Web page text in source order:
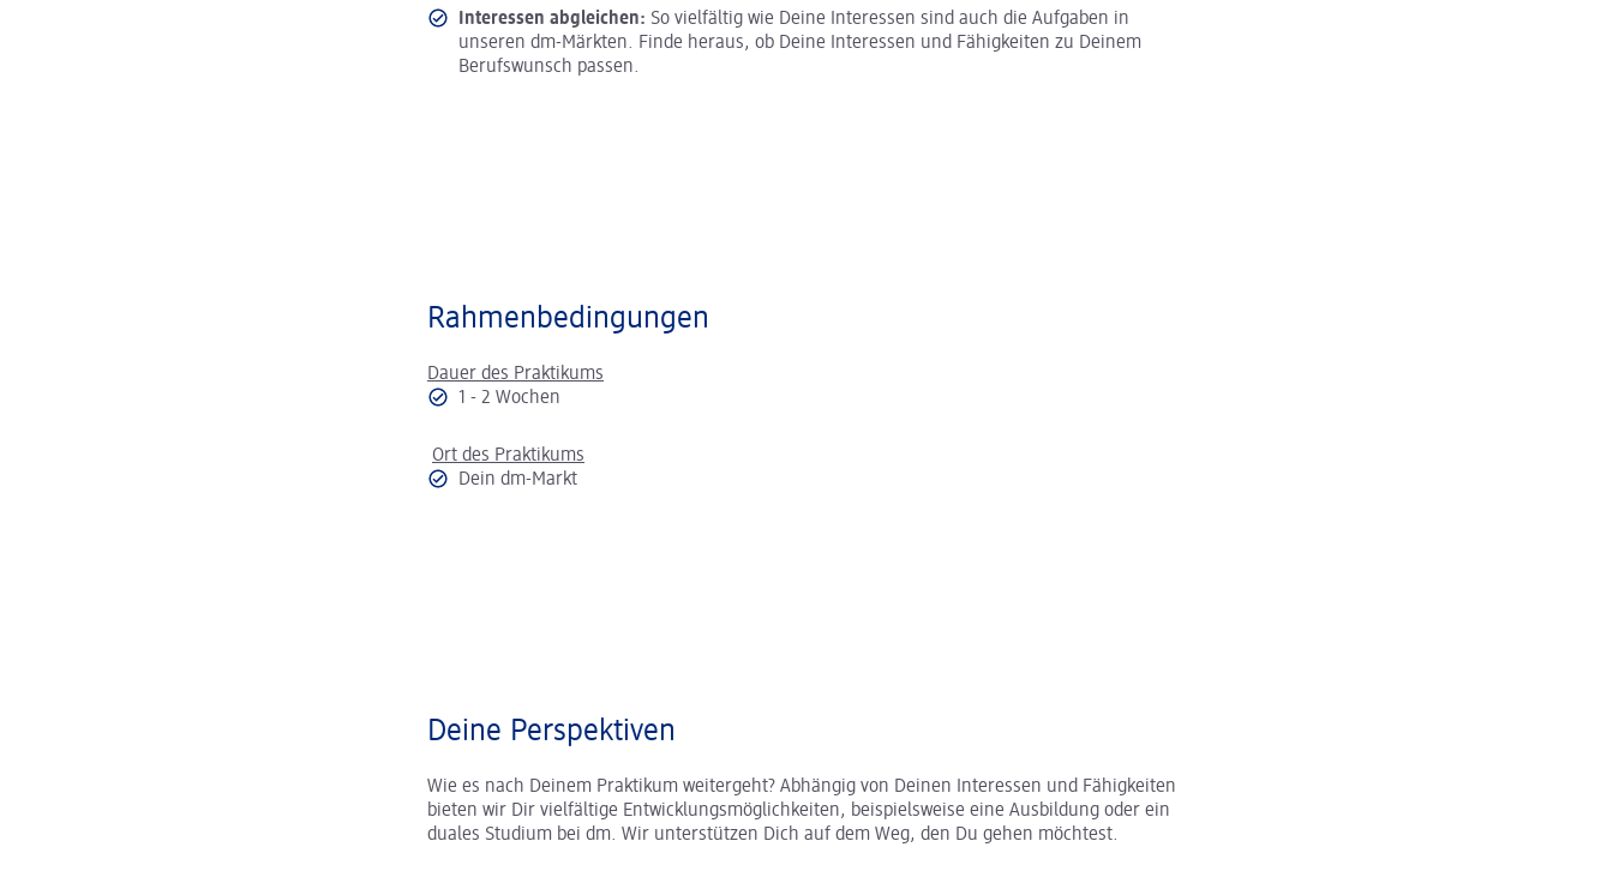
Interessen abgleichen: So vielfältig wie Deine Interessen sind auch die Aufgaben in
unseren dm-Märkten. Finde heraus, ob Deine Interessen und Fähigkeiten zu Deinem
Berufswunsch passen.
Rahmenbedingungen
Dauer des Praktikums
1 - 2 Wochen
Ort des Praktikums
Dein dm-Markt
Deine Perspektiven
Wie es nach Deinem Praktikum weitergeht? Abhängig von Deinen Interessen und Fähigkeiten
bieten wir Dir vielfältige Entwicklungsmöglichkeiten, beispielsweise eine Ausbildung oder ein
duales Studium bei dm. Wir unterstützen Dich auf dem Weg, den Du gehen möchtest.